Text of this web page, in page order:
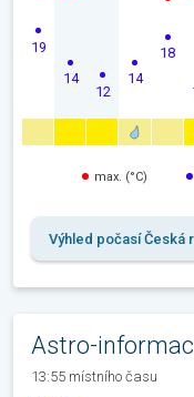
19
14
12
14
18
max. (°C)
Výhled počasí Česká
Astro-
13:55 místního času